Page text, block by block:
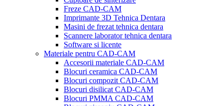
Freze CAD-CAM
Imprimante 3D Tehnica Dentara
Masini de frezat tehnica dentara
Scannere laborator tehnica dentara
Software si licente
Materiale pentru CAD-CAM
Accesorii materiale CAD-CAM
Blocuri ceramica CAD-CAM
Blocuri compozit CAD-CAM
Blocuri disilicat CAD-CAM
Blocuri PMMA CAD-CAM